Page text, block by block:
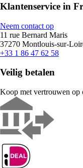
Klantenservice in
Neem contact op
11 rue Bernard Maris
37270 Montlouis-sur-
+33 1 86 47 62 58
Veilig betalen
Koop met vertrouwen op